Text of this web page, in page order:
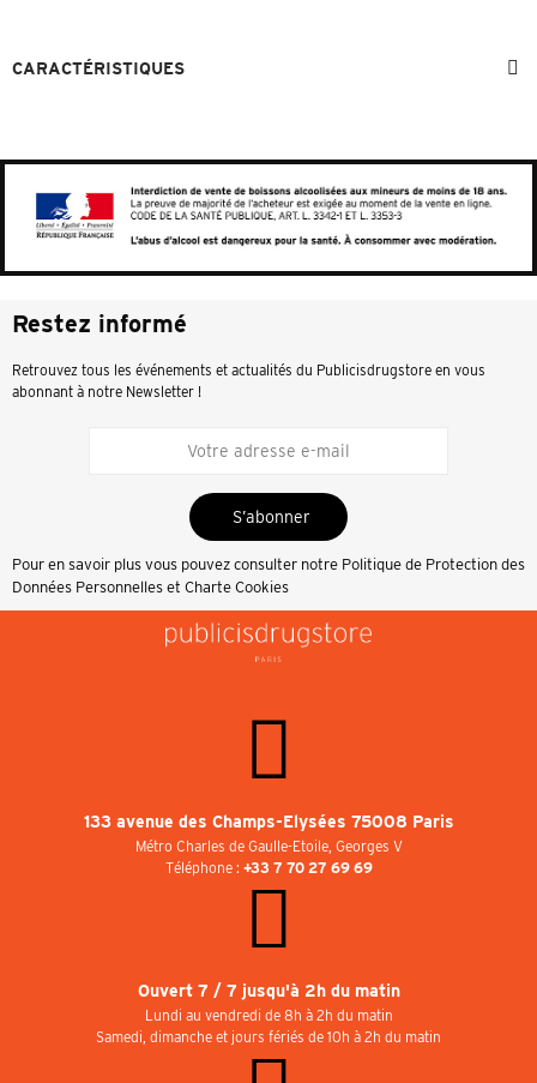
CARACTÉRISTIQUES
Restez informé
Retrouvez tous les événements et actualités du Publicisdrugstore en vous
abonnant à notre Newsletter !
S’abonner
Pour en savoir plus vous pouvez consulter notre Politique de Protection des
Données Personnelles et Charte Cookies
133 avenue des Champs-Elysées 75008 Paris
Métro Charles de Gaulle-Etoile, Georges V
Téléphone : +33 7 70 27 69 69
Ouvert 7 / 7 jusqu'à 2h du matin
Lundi au vendredi de 8h à 2h du matin
Samedi, dimanche et jours fériés de 10h à 2h du matin